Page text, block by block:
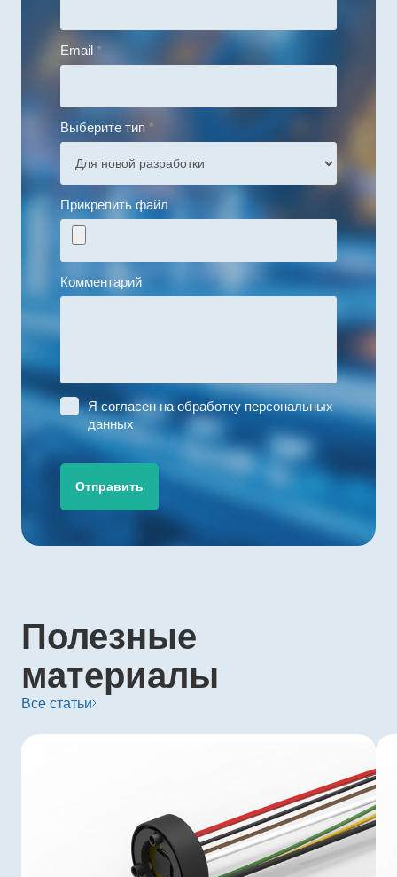
Email *
Выберите тип *
Прикрепить файл
Комментарий
Я согласен на обработку персональных
данных
Отправить
Полезные
материалы
Все статьи